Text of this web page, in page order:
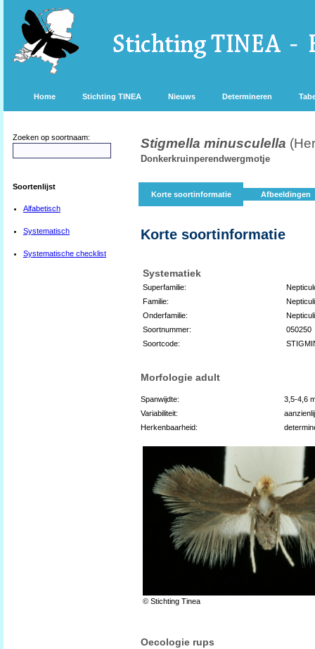
Home Stichting TINEA Nieuws Determineren
Zoeken op soortnaam:
Soortenlijst
Alfabetisch
Systematisch
Systematische checklist
Stigmella minusculella
Donkerkruinperendwergmotje
Korte soortinformatie Afbeeldingen
Korte soortinformatie
Systematiek
Superfamilie:
Familie:
Onderfamilie:
Soortnummer:
050250
Soortcode:
Morfologie adult
Spanwijdte:
3,5-4,6
Variabiliteit:
Herkenbaarheid:
© Stichting Tinea
Oecologie rups